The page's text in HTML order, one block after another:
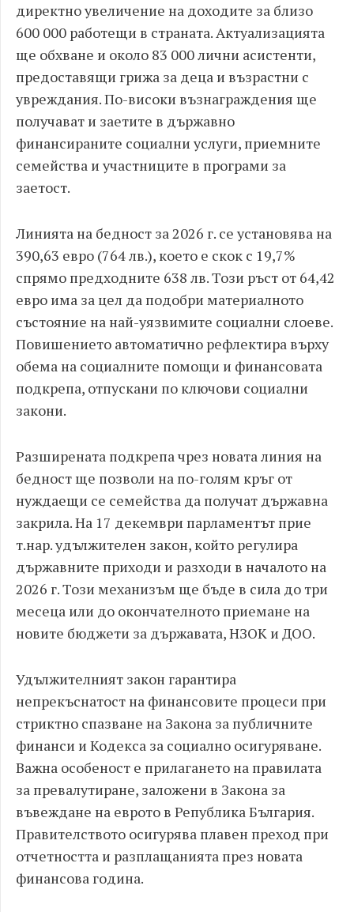
директно увеличение на доходите за близо
600 000 работещи в страната. Актуализацията
ще обхване и около 83 000 лични асистенти,
предоставящи грижа за деца и възрастни с
увреждания. По-високи възнаграждения ще
получават и заетите в държавно
финансираните социални услуги, приемните
семейства и участниците в програми за
заетост.
Линията на бедност за 2026 г. се установява на
390,63 евро (764 лв.), което е скок с 19,7%
спрямо предходните 638 лв. Този ръст от 64,42
евро има за цел да подобри материалното
състояние на най-уязвимите социални слоеве.
Повишението автоматично рефлектира върху
обема на социалните помощи и финансовата
подкрепа, отпускани по ключови социални
закони.
Разширената подкрепа чрез новата линия на
бедност ще позволи на по-голям кръг от
нуждаещи се семейства да получат държавна
закрила. На 17 декември парламентът прие
т.нар. удължителен закон, който регулира
държавните приходи и разходи в началото на
2026 г. Този механизъм ще бъде в сила до три
месеца или до окончателното приемане на
новите бюджети за държавата, НЗОК и ДОО.
Удължителният закон гарантира
непрекъснатост на финансовите процеси при
стриктно спазване на Закона за публичните
финанси и Кодекса за социално осигуряване.
Важна особеност е прилагането на правилата
за превалутиране, заложени в Закона за
въвеждане на еврото в Република България.
Правителството осигурява плавен преход при
отчетността и разплащанията през новата
финансова година.